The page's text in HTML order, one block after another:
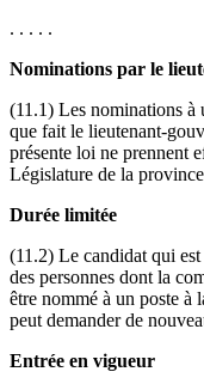
. . . . .
Nominations par le
(11.1) Les nominations à
que fait le lieutenant-
présente loi ne prennent
Législature de la
Durée limitée
(11.2) Le candidat qui
des personnes dont la
être nommé à un poste à
peut demander de
Entrée en vigueur